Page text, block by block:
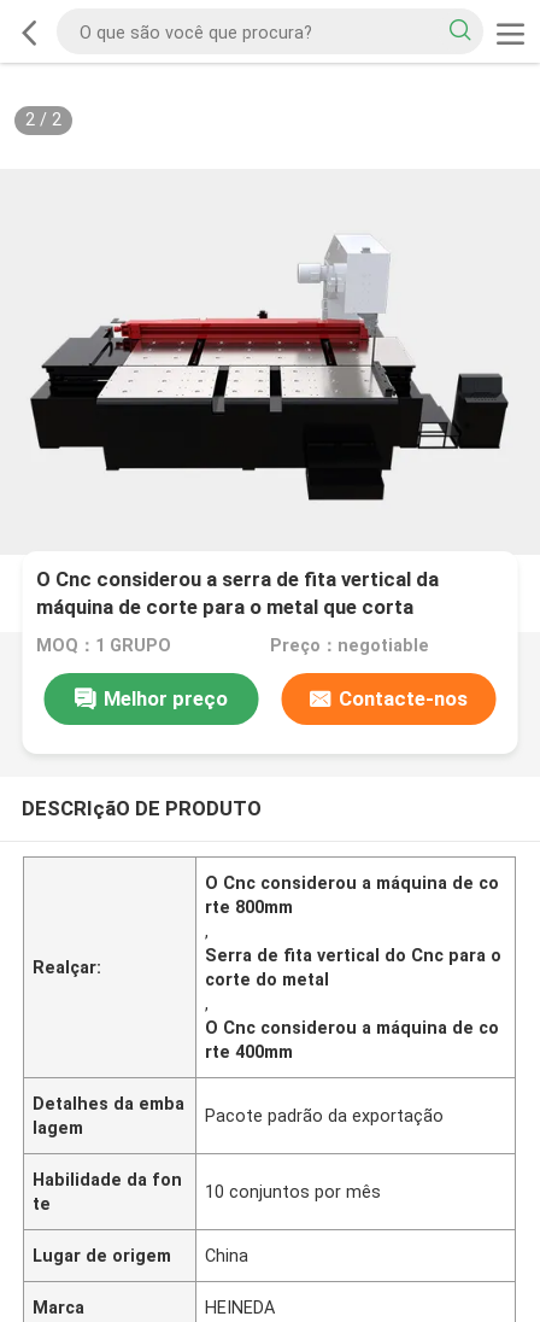
2/ 2
O Cnc considerou a serra de fita vertical da
máquina de corte para o metal que corta
400mm*800mm
MOQ：1 GRUPO Preço：negotiable
Melhor preço Contacte-nos
DESCRIçãO DE PRODUTO
Realçar:
O Cnc considerou a máquina de co
rte 800mm
,
Serra de fita vertical do Cnc para o
corte do metal
,
O Cnc considerou a máquina de co
rte 400mm
Detalhes da emba
lagem
Pacote padrão da exportação
Habilidade da fon
te
10 conjuntos por mês
Lugar de origem China
Marca HEINEDA